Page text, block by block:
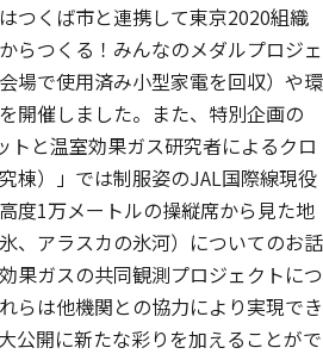
つくば市と連携して東京2020組織
らつくる！みんなのメダルプロジェ
場で使用済み小型家電を回収）や環
開催しました。また、特別企画の
トと温室効果ガス研究者によるクロ
棟）」では制服姿のJAL国際線現役
度1万メートルの操縦席から見た地
、アラスカの氷河）についてのお話
果ガスの共同観測プロジェクトにつ
らは他機関との協力により実現でき
公開に新たな彩りを加えることがで